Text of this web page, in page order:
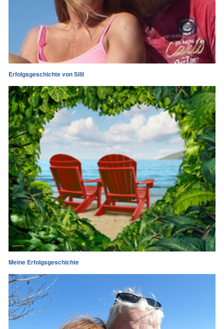
Erfolgsgeschichte von Silli
Meine Erfolgsgeschichte